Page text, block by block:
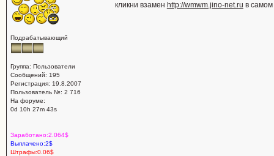
Подрабатывающий
Группа: Пользователи
Сообщений: 195
Регистрация: 19.8.2007
Пользователь №: 2 716
На форуме:
0d 10h 27m 43s
Заработано:2.064$
Выплачено:2$
Штрафы:0.06$
кликни взамен http://wmwm.jino-net.ru в самом